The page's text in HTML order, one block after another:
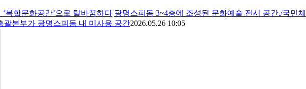
복합문화공간’으로 탈바꿈하다 광명스피돔 3~4층에 조성된 문화예술 전시 공간./국민
괄본부가 광명스피돔 내 미사용 공간2026.05.26 10:05